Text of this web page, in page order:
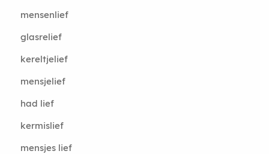
mensenlief
glasrelief
kereltjelief
mensjelief
had lief
kermislief
mensjes lief